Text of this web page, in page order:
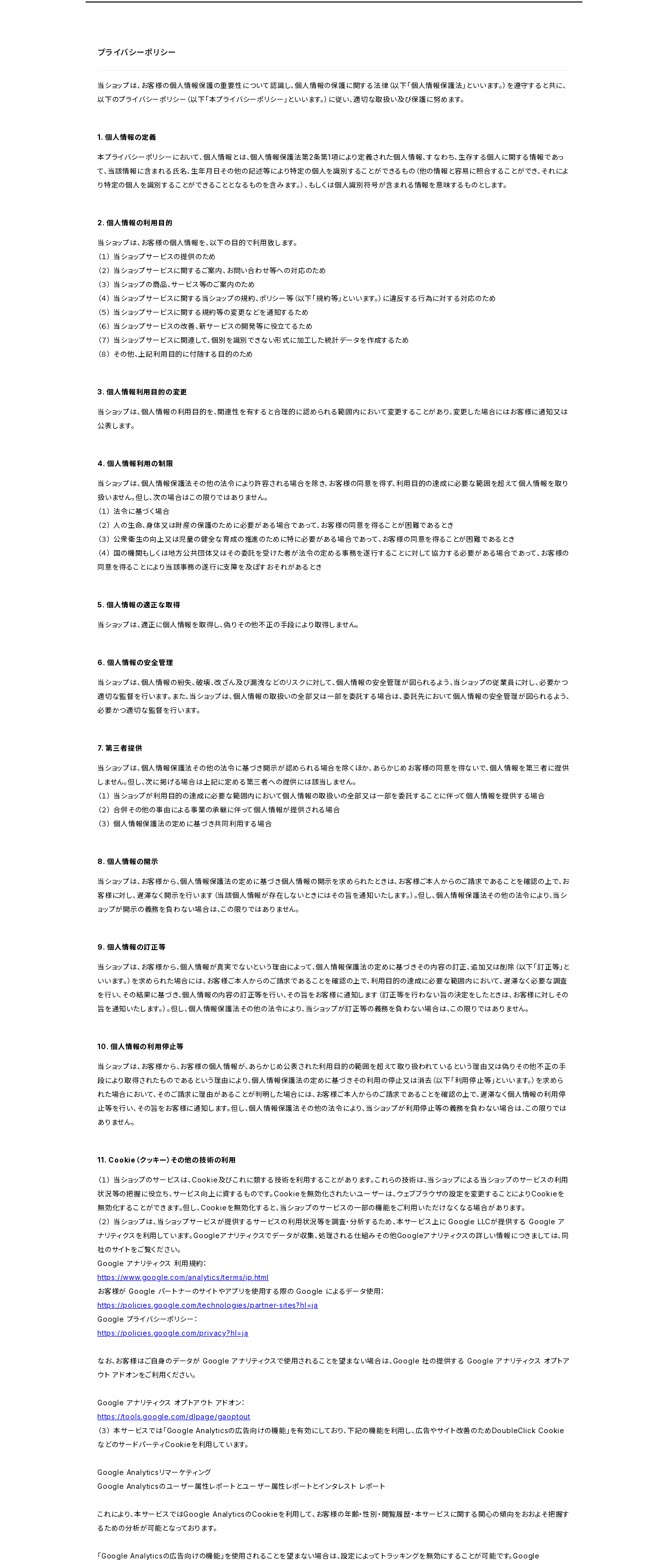
プライバシーポリシー
当ショップは、お客様の個人情報保護の重要性について認識し、個人情報の保護に関する法律（以下「個人情報保護法」といいます。）を遵守すると共に、
以下のプライバシーポリシー（以下「本プライバシーポリシー」といいます。）に従い、適切な取扱い及び保護に努めます。
1. 個人情報の定義
本プライバシーポリシーにおいて、個人情報とは、個人情報保護法第2条第1項により定義された個人情報、すなわち、生存する個人に関する情報であっ
て、当該情報に含まれる氏名、生年月日その他の記述等により特定の個人を識別することができるもの（他の情報と容易に照合することができ、それによ
り特定の個人を識別することができることとなるものを含みます。）、もしくは個人識別符号が含まれる情報を意味するものとします。
2. 個人情報の利用目的
当ショップは、お客様の個人情報を、以下の目的で利用致します。
（１） 当ショップサービスの提供のため
（２） 当ショップサービスに関するご案内、お問い合わせ等への対応のため
（３） 当ショップの商品、サービス等のご案内のため
（４） 当ショップサービスに関する当ショップの規約、ポリシー等（以下「規約等」といいます。）に違反する行為に対する対応のため
（５） 当ショップサービスに関する規約等の変更などを通知するため
（６） 当ショップサービスの改善、新サービスの開発等に役立てるため
（７） 当ショップサービスに関連して、個別を識別できない形式に加工した統計データを作成するため
（８） その他、上記利用目的に付随する目的のため
3. 個人情報利用目的の変更
当ショップは、個人情報の利用目的を、関連性を有すると合理的に認められる範囲内において変更することがあり、変更した場合にはお客様に通知又は
公表します。
4. 個人情報利用の制限
当ショップは、個人情報保護法その他の法令により許容される場合を除き、お客様の同意を得ず、利用目的の達成に必要な範囲を超えて個人情報を取り
扱いません。但し、次の場合はこの限りではありません。
（１） 法令に基づく場合
（２） 人の生命、身体又は財産の保護のために必要がある場合であって、お客様の同意を得ることが困難であるとき
（３） 公衆衛生の向上又は児童の健全な育成の推進のために特に必要がある場合であって、お客様の同意を得ることが困難であるとき
（４） 国の機関もしくは地方公共団体又はその委託を受けた者が法令の定める事務を遂行することに対して協力する必要がある場合であって、お客様の
同意を得ることにより当該事務の遂行に支障を及ぼすおそれがあるとき
5. 個人情報の適正な取得
当ショップは、適正に個人情報を取得し、偽りその他不正の手段により取得しません。
6. 個人情報の安全管理
当ショップは、個人情報の紛失、破壊、改ざん及び漏洩などのリスクに対して、個人情報の安全管理が図られるよう、当ショップの従業員に対し、必要かつ
適切な監督を行います。また、当ショップは、個人情報の取扱いの全部又は一部を委託する場合は、委託先において個人情報の安全管理が図られるよう、
必要かつ適切な監督を行います。
7. 第三者提供
当ショップは、個人情報保護法その他の法令に基づき開示が認められる場合を除くほか、あらかじめお客様の同意を得ないで、個人情報を第三者に提供
しません。但し、次に掲げる場合は上記に定める第三者への提供には該当しません。
（１） 当ショップが利用目的の達成に必要な範囲内において個人情報の取扱いの全部又は一部を委託することに伴って個人情報を提供する場合
（２） 合併その他の事由による事業の承継に伴って個人情報が提供される場合
（３） 個人情報保護法の定めに基づき共同利用する場合
8. 個人情報の開示
当ショップは、お客様から、個人情報保護法の定めに基づき個人情報の開示を求められたときは、お客様ご本人からのご請求であることを確認の上で、お
客様に対し、遅滞なく開示を行います（当該個人情報が存在しないときにはその旨を通知いたします。）。但し、個人情報保護法その他の法令により、当シ
ョップが開示の義務を負わない場合は、この限りではありません。
9. 個人情報の訂正等
当ショップは、お客様から、個人情報が真実でないという理由によって、個人情報保護法の定めに基づきその内容の訂正、追加又は削除（以下「訂正等」と
いいます。）を求められた場合には、お客様ご本人からのご請求であることを確認の上で、利用目的の達成に必要な範囲内において、遅滞なく必要な調査
を行い、その結果に基づき、個人情報の内容の訂正等を行い、その旨をお客様に通知します（訂正等を行わない旨の決定をしたときは、お客様に対しその
旨を通知いたします。）。但し、個人情報保護法その他の法令により、当ショップが訂正等の義務を負わない場合は、この限りではありません。
10. 個人情報の利用停止等
当ショップは、お客様から、お客様の個人情報が、あらかじめ公表された利用目的の範囲を超えて取り扱われているという理由又は偽りその他不正の手
段により取得されたものであるという理由により、個人情報保護法の定めに基づきその利用の停止又は消去（以下「利用停止等」といいます。）を求めら
れた場合において、そのご請求に理由があることが判明した場合には、お客様ご本人からのご請求であることを確認の上で、遅滞なく個人情報の利用停
止等を行い、その旨をお客様に通知します。但し、個人情報保護法その他の法令により、当ショップが利用停止等の義務を負わない場合は、この限りでは
ありません。
11. Cookie（クッキー）その他の技術の利用
（１） 当ショップのサービスは、Cookie及びこれに類する技術を利用することがあります。これらの技術は、当ショップによる当ショップのサービスの利用
状況等の把握に役立ち、サービス向上に資するものです。Cookieを無効化されたいユーザーは、ウェブブラウザの設定を変更することによりCookieを
無効化することができます。但し、Cookieを無効化すると、当ショップのサービスの一部の機能をご利用いただけなくなる場合があります。
（２） 当ショップは、当ショップサービスが提供するサービスの利用状況等を調査・分析するため、本サービス上に Google LLCが提供する Google ア
ナリティクスを利用しています。Googleアナリティクスでデータが収集、処理される仕組みその他Googleアナリティクスの詳しい情報につきましては、同
社のサイトをご覧ください。
Google アナリティクス 利用規約：
https://www.google.com/analytics/terms/jp.html
お客様が Google パートナーのサイトやアプリを使用する際の Google によるデータ使用：
https://policies.google.com/technologies/partner-sites?hl=ja
Google プライバシーポリシー：
https://policies.google.com/privacy?hl=ja
なお、お客様はご自身のデータが Google アナリティクスで使用されることを望まない場合は、Google 社の提供する Google アナリティクス オプトア
ウト アドオンをご利用ください。
Google アナリティクス オプトアウト アドオン：
https://tools.google.com/dlpage/gaoptout
（３） 本サービスでは「Google Analyticsの広告向けの機能」を有効にしており、下記の機能を利用し、広告やサイト改善のためDoubleClick Cookie
などのサードパーティCookieを利用しています。
Google Analyticsリマーケティング
Google Analyticsのユーザー属性レポートとユーザー属性レポートとインタレスト レポート
これにより、本サービスではGoogle AnalyticsのCookieを利用して、お客様の年齢・性別・閲覧履歴・本サービスに関する関心の傾向をおおよそ把握す
るための分析が可能となっております。
「Google Analyticsの広告向けの機能」を使用されることを望まない場合は、設定によってトラッキングを無効にすることが可能です。Google